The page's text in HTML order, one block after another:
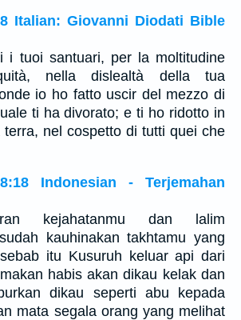
Italian: Giovanni Diodati Bible
i tuoi santuari, per la moltitudine
nella dislealtà della tua
io ho fatto uscir del mezzo di
ti ha divorato; e ti ho ridotto in
nel cospetto di tutti quei che
Indonesian - Terjemahan
kejahatanmu dan lalim
kauhinakan takhtamu yang
itu Kusuruh keluar api dari
habis akan dikau kelak dan
dikau seperti abu kepada
mata segala orang yang melihat